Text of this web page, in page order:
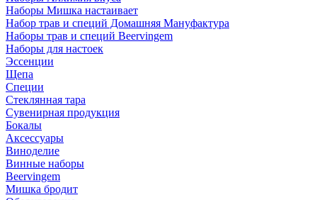
Наборы Мишка настаивает
Набор трав и специй Домашняя Мануфактура
Наборы трав и специй Beervingem
Наборы для настоек
Эссенции
Щепа
Специи
Стеклянная тара
Сувенирная продукция
Бокалы
Аксессуары
Виноделие
Винные наборы
Beervingem
Мишка бродит